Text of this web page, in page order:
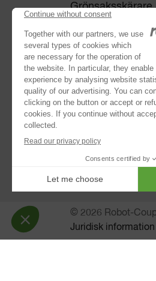
Grönsaksskärare
Robot Cook
Blixer®
Kitchen Blenders
Stavmixers
Juice-Extraktor
Separatorer
Brödskärare
© 2026 Robot-
Juridisk information